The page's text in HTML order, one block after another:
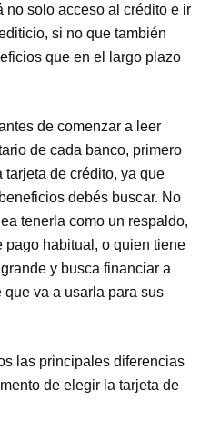
no solo acceso al crédito e ir
si no que también
que en el largo plazo
de comenzar a leer
de cada banco, primero
tarjeta de crédito, ya que
debés buscar. No
tenerla como un respaldo,
pago habitual, o quien tiene
y busca financiar a
va a usarla para sus
las principales diferencias
de elegir la tarjeta de